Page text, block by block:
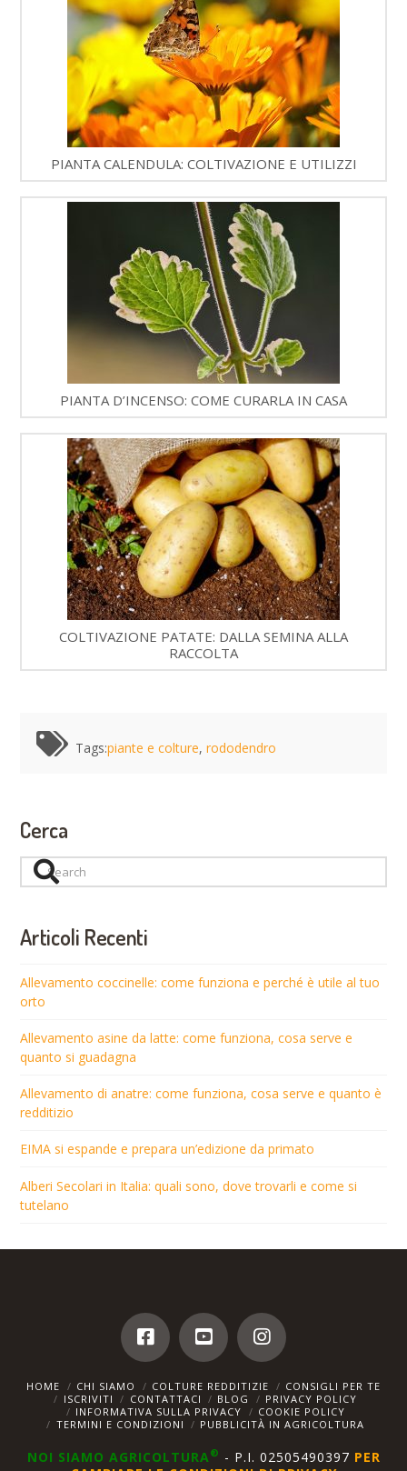
PIANTA CALENDULA: COLTIVAZIONE E UTILIZZI
PIANTA D’INCENSO: COME CURARLA IN CASA
COLTIVAZIONE PATATE: DALLA SEMINA ALLA
RACCOLTA
Tags:piante e colture,rododendro
Cerca
Search
Articoli Recenti
Allevamento coccinelle: come funziona e perché è utile al tuo
orto
Allevamento asine da latte: come funziona, cosa serve e
quanto si guadagna
Allevamento di anatre: come funziona, cosa serve e quanto è
redditizio
EIMA si espande e prepara un’edizione da primato
Alberi Secolari in Italia: quali sono, dove trovarli e come si
tutelano
HOME CHI SIAMO COLTURE REDDITIZIE
CONSIGLI PER TE
ISCRIVITI
CONTATTACI BLOG
PRIVACY POLICY
INFORMATIVA SULLA PRIVACY
COOKIE POLICY
TERMINI E CONDIZIONI
PUBBLICITÀ IN AGRICOLTURA
NOI SIAMO AGRICOLTURA ® - P.I. 02505490397 PER